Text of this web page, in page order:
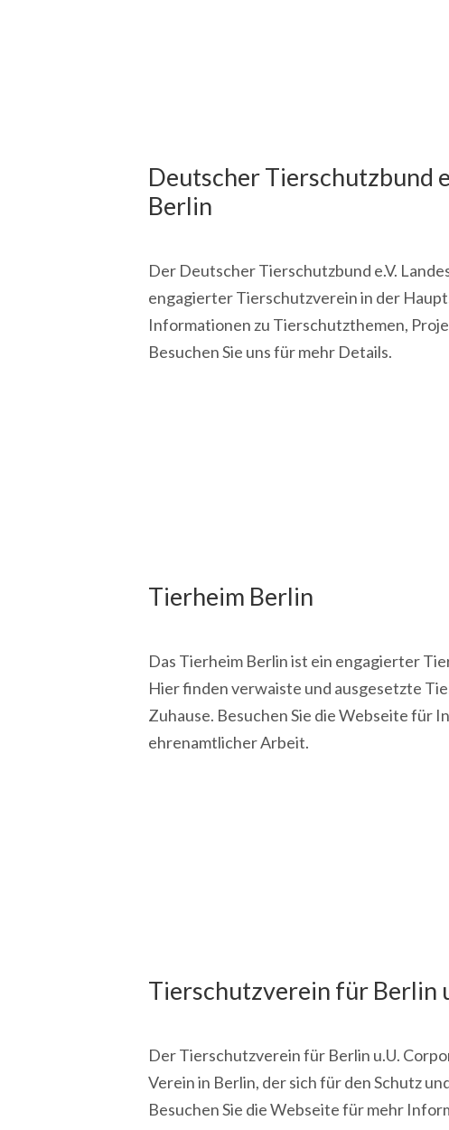
Deutscher Tierschutzbund
Berlin
Der Deutscher Tierschutzbund e.V.
engagierter Tierschutzverein in der
Informationen zu Tierschutzthemen,
Besuchen Sie uns für mehr Details.
Tierheim Berlin
Das Tierheim Berlin ist ein engagierter
Hier finden verwaiste und ausgesetzte
Zuhause. Besuchen Sie die Webseite für
ehrenamtlicher Arbeit.
Tierschutzverein für Berlin
Der Tierschutzverein für Berlin u.U.
Verein in Berlin, der sich für den Schutz
Besuchen Sie die Webseite für mehr